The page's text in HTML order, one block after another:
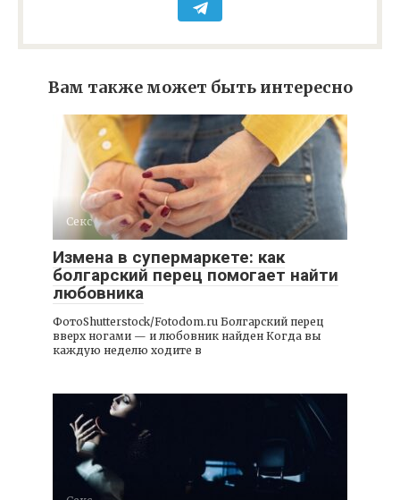
Вам также может быть интересно
Секс
Измена в супермаркете: как
болгарский перец помогает найти
любовника
ФотоShutterstock/Fotodom.ru Болгарский перец
вверх ногами — и любовник найден Когда вы
каждую неделю ходите в